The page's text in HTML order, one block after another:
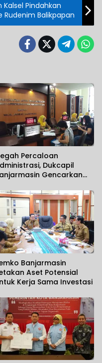
Pindahkan
Rudenim Balikpapan
Percaloan
Dukcapil
Gencarkan
kepada
Masyarakat
Banjarmasin
Aset Potensial
Kerja Sama Investasi